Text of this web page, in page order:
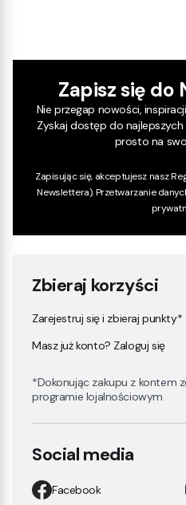
Zbieraj korzyści
Zarejestruj się i zbieraj punkty*
Masz już konto? Zaloguj się
*Dokonując zakupu z kontem
programie lojalnościowym
Social media
Facebook
Zapisz się
Nie przegap nowości,
Zyskaj dostęp do
prosto na
Zapisując się, akceptujesz nasz
Newslettera). Przetwarzanie